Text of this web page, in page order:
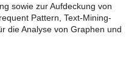
sowie zur Aufdeckung von
Pattern, Text-Mining-
die Analyse von Graphen und